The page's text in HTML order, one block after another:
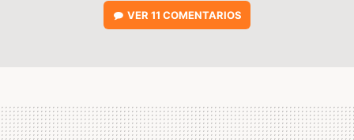
VER11 COMENTARIOS